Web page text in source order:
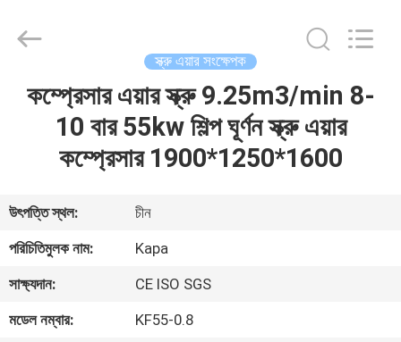
বাড়ি
ভিডিও
সম্পর্কে
Gas
Technology
Reserved.
স্ক্রু এয়ার সংক্ষেপক
কম্প্রেসার এয়ার স্ক্রু 9.25m3/min 8-
10 বার 55kw শিল্প ঘূর্ণন স্ক্রু এয়ার
কম্প্রেসার 1900*1250*1600
উৎপত্তি স্থল:
চীন
পরিচিতিমুলক নাম:
Kapa
সাক্ষ্যদান:
CE ISO SGS
মডেল নম্বার:
KF55-0.8